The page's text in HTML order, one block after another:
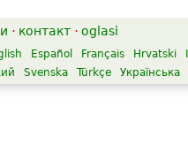
· контакт · oglasi
Español Français Hrvatski
Svenska Türkçe Українська